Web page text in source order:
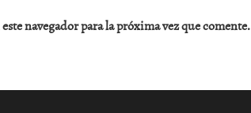
navegador para la próxima vez que comente.